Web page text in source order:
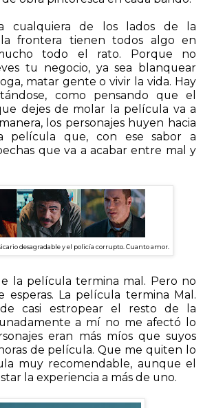
a cualquiera de los lados de la
frontera tienen todos algo en
todo el rato. Porque no
tu negocio, ya sea blanquear
matar gente o vivir la vida. Hay
como pensando que el
dejes de molar la película va a
los personajes huyen hacia
película que, con ese sabor a
que va a acabar entre mal y
desagradable y el policía corrupto. Cuanto amor.
la película termina mal. Pero no
esperas. La película termina Mal.
casi estropear el resto de la
a mí no me afectó lo
eran más míos que suyos
de película. Que me quiten lo
muy recomendable, aunque el
la experiencia a más de uno.